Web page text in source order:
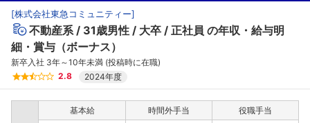
[株式会社東急コミュニティー]
不動産系 31歳男性 大卒 正社員 の年収・給与明
細・賞与（ボーナス）
新卒入社 3年～10年未満 (投稿時に在職)
2.8
2024年度
基本給 時間外手当
役職手当